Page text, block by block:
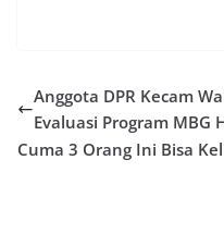
Anggota DPR Kecam
Evaluasi Program MBG
Cuma 3 Orang Ini Bisa